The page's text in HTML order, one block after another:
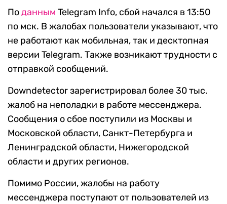
Поданным Telegram Info, сбой начался в 13:50
по мск. В жалобах пользователи указывают, что
не работают как мобильная, так и десктопная
версии Telegram. Также возникают трудности с
отправкой сообщений.
Downdetector зарегистрировал более 30 тыс.
жалоб на неполадки в работе мессенджера.
Сообщения о сбое поступили из Москвы и
Московской области, Санкт-Петербурга и
Ленинградской области, Нижегородской
области и других регионов.
Помимо России, жалобы на работу
мессенджера поступают от пользователей из